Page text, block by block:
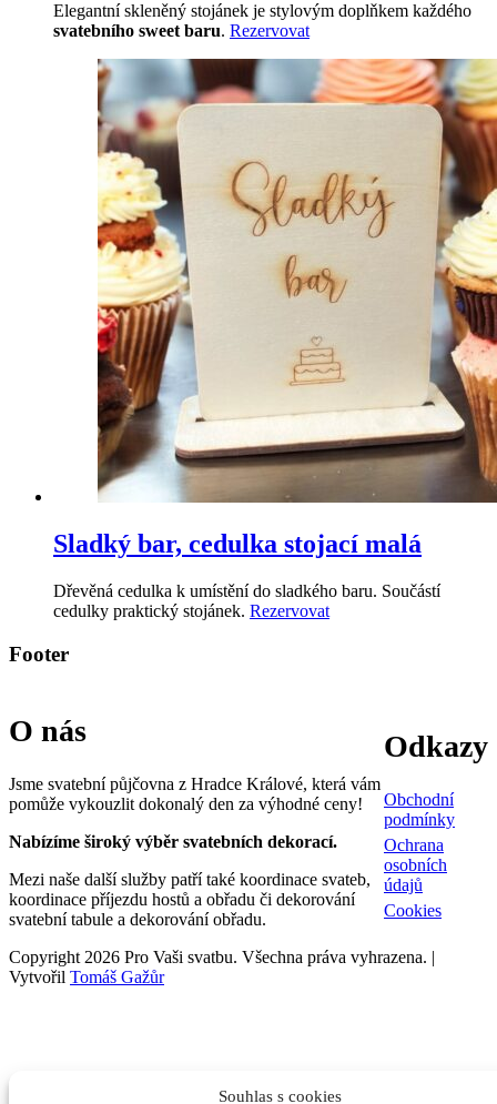
Souhlas s cookies
Elegantní skleněný stojánek je stylovým doplňkem každého
svatebního sweet baru. Rezervovat
Sladký bar, cedulka stojací malá
Dřevěná cedulka k umístění do sladkého baru. Součástí
cedulky praktický stojánek. Rezervovat
Footer
O nás
Jsme svatební půjčovna z Hradce Králové, která vám
pomůže vykouzlit dokonalý den za výhodné ceny!
Nabízíme široký výběr svatebních dekorací.
Mezi naše další služby patří také koordinace svateb,
koordinace příjezdu hostů a obřadu či dekorování
svatební tabule a dekorování obřadu.
Odkazy
Obchodní
podmínky
Ochrana
osobních
údajů
Cookies
Copyright 2026 Pro Vaši svatbu. Všechna práva vyhrazena. |
Vytvořil Tomáš Gažůr